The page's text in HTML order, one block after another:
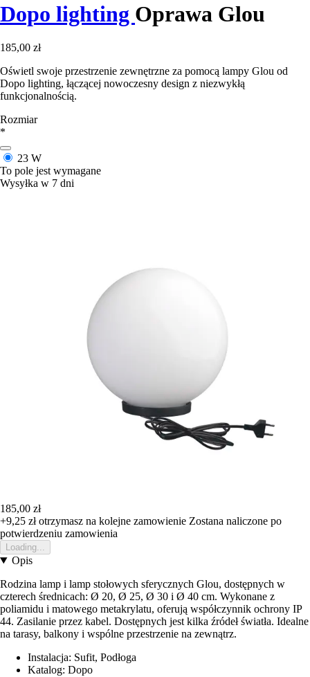
Dopo lighting Oprawa Glou
185,00 zł
Oświetl swoje przestrzenie zewnętrzne za pomocą lampy Glou od
Dopo lighting, łączącej nowoczesny design z niezwykłą
funkcjonalnością.
Rozmiar
*
23 W
To pole jest wymagane
Wysyłka w 7 dni
185,00 zł
+9,25 złotrzymasz na kolejne zamowienie Zostana naliczone po
potwierdzeniu zamowienia
Loading...
Opis
Rodzina lamp i lamp stołowych sferycznych Glou, dostępnych w
czterech średnicach: Ø 20, Ø 25, Ø 30 i Ø 40 cm. Wykonane z
poliamidu i matowego metakrylatu, oferują współczynnik ochrony IP
44. Zasilanie przez kabel. Dostępnych jest kilka źródeł światła. Idealne
na tarasy, balkony i wspólne przestrzenie na zewnątrz.
Instalacja: Sufit, Podłoga
Katalog: Dopo